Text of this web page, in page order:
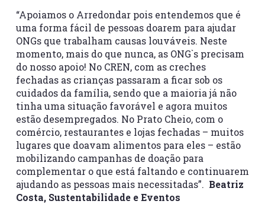
“Apoiamos o Arredondar pois entendemos que é
uma forma fácil de pessoas doarem para ajudar
ONGs que trabalham causas louváveis. Neste
momento, mais do que nunca, as ONG`s precisam
do nosso apoio! No CREN, com as creches
fechadas as crianças passaram a ficar sob os
cuidados da família, sendo que a maioria já não
tinha uma situação favorável e agora muitos
estão desempregados. No Prato Cheio, com o
comércio, restaurantes e lojas fechadas – muitos
lugares que doavam alimentos para eles – estão
mobilizando campanhas de doação para
complementar o que está faltando e continuarem
ajudando as pessoas mais necessitadas”. Beatriz
Costa, Sustentabilidade e Eventos